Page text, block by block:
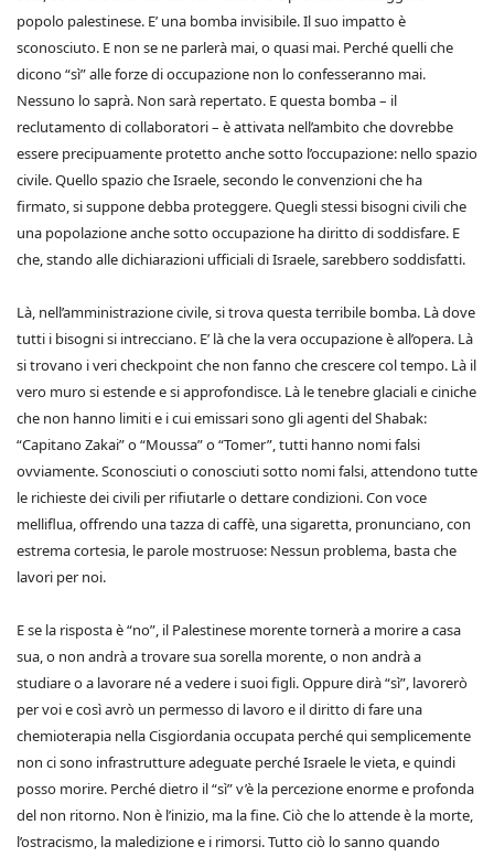
popolo palestinese. E’ una bomba invisibile. Il suo impatto è
sconosciuto. E non se ne parlerà mai, o quasi mai. Perché quelli che
dicono “sì” alle forze di occupazione non lo confesseranno mai.
Nessuno lo saprà. Non sarà repertato. E questa bomba – il
reclutamento di collaboratori – è attivata nell’ambito che dovrebbe
essere precipuamente protetto anche sotto l’occupazione: nello spazio
civile. Quello spazio che Israele, secondo le convenzioni che ha
firmato, si suppone debba proteggere. Quegli stessi bisogni civili che
una popolazione anche sotto occupazione ha diritto di soddisfare. E
che, stando alle dichiarazioni ufficiali di Israele, sarebbero soddisfatti.
Là, nell’amministrazione civile, si trova questa terribile bomba. Là dove
tutti i bisogni si intrecciano. E’ là che la vera occupazione è all’opera. Là
si trovano i veri checkpoint che non fanno che crescere col tempo. Là il
vero muro si estende e si approfondisce. Là le tenebre glaciali e ciniche
che non hanno limiti e i cui emissari sono gli agenti del Shabak:
“Capitano Zakai” o “Moussa” o “Tomer”, tutti hanno nomi falsi
ovviamente. Sconosciuti o conosciuti sotto nomi falsi, attendono tutte
le richieste dei civili per rifiutarle o dettare condizioni. Con voce
melliflua, offrendo una tazza di caffè, una sigaretta, pronunciano, con
estrema cortesia, le parole mostruose: Nessun problema, basta che
lavori per noi.
E se la risposta è “no”, il Palestinese morente tornerà a morire a casa
sua, o non andrà a trovare sua sorella morente, o non andrà a
studiare o a lavorare né a vedere i suoi figli. Oppure dirà “sì”, lavorerò
per voi e così avrò un permesso di lavoro e il diritto di fare una
chemioterapia nella Cisgiordania occupata perché qui semplicemente
non ci sono infrastrutture adeguate perché Israele le vieta, e quindi
posso morire. Perché dietro il “sì” v’è la percezione enorme e profonda
del non ritorno. Non è l’inizio, ma la fine. Ciò che lo attende è la morte,
l’ostracismo, la maledizione e i rimorsi. Tutto ciò lo sanno quando